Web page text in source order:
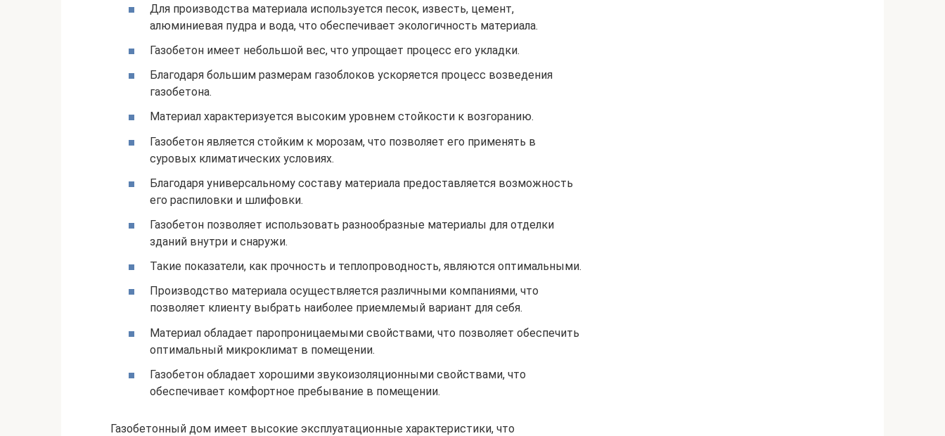
Для производства материала используется песок, известь, цемент,
алюминиевая пудра и вода, что обеспечивает экологичность материала.
Газобетон имеет небольшой вес, что упрощает процесс его укладки.
Благодаря большим размерам газоблоков ускоряется процесс возведения
газобетона.
Материал характеризуется высоким уровнем стойкости к возгоранию.
Газобетон является стойким к морозам, что позволяет его применять в
суровых климатических условиях.
Благодаря универсальному составу материала предоставляется возможность
его распиловки и шлифовки.
Газобетон позволяет использовать разнообразные материалы для отделки
зданий внутри и снаружи.
Такие показатели, как прочность и теплопроводность, являются оптимальными.
Производство материала осуществляется различными компаниями, что
позволяет клиенту выбрать наиболее приемлемый вариант для себя.
Материал обладает паропроницаемыми свойствами, что позволяет обеспечить
оптимальный микроклимат в помещении.
Газобетон обладает хорошими звукоизоляционными свойствами, что
обеспечивает комфортное пребывание в помещении.
Газобетонный дом имеет высокие эксплуатационные характеристики, что